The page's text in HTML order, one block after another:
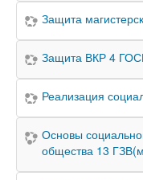
Защита
Защита ВКР 4
Реализация
Основы
общества 13